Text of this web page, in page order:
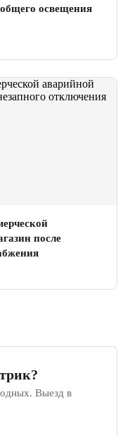
освещения
после
Выезд в